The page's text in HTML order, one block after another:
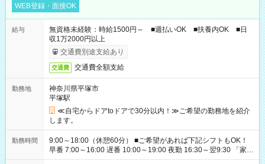
WEB登録・面接OK
給与
無資格未経験：時給1500円～ ■週払いOK ■扶養内OK ■日
収1万2000円以上
交通費別途支給あり
交通費 交通費全額支給
勤務地
神奈川県平塚市
平塚駅
≪自宅からドアtoドアで30分以内！≫ご希望の勤務地を紹介
します。
勤務時間
9:00～18:00（休憩60分） ■ご希望があれば下記シフトもOK！
早番 7:00～16:00 遅番 10:00～19:00 夜勤 16:30～翌9:30 「家族
と休みを合わせたい」 「余裕を持って夕飯の準備がしたい」